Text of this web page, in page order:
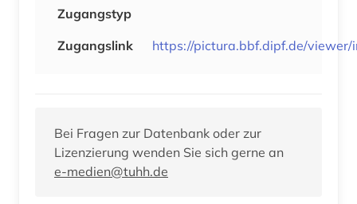
Zugangstyp
Zugangslink
https://pictura.bbf.dipf.de/viewer/
Bei Fragen zur Datenbank oder zur
Lizenzierung wenden Sie sich gerne an
e-medien@tuhh.de